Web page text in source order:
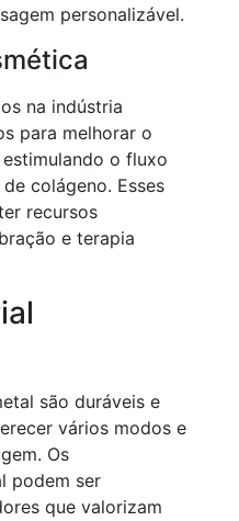
personalizável.
na indústria
para melhorar o
o fluxo
colágeno. Esses
recursos
e terapia
são duráveis e
vários modos e
Os
podem ser
que valorizam